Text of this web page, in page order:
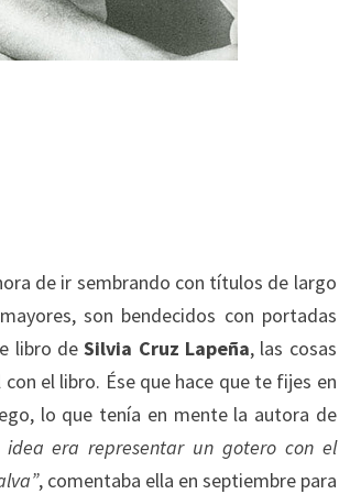
de ir sembrando con títulos de largo
son bendecidos con portadas
libro deSilvia Cruz Lapeña, las cosas
el libro. Ése que hace que te fijes en
lo que tenía en mente la autora de
idea era representar un gotero con el
, comentaba ella en septiembre para